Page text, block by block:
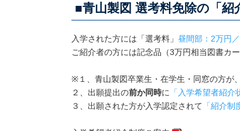
■青山製図 選考料免除の「紹
入学された方には「選考料」 昼間部：2万円
ご紹介者の方には記念品（3万円相当図書カ
※１、青山製図卒業生・在学生・同窓の方が
２、出願提出の前か同時に 「入学希望者紹介
３、出願された方が入学認定されて 「紹介制